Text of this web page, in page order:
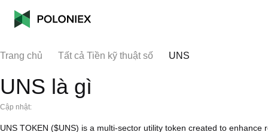
Trang chủ Tất cả Tiền kỹ thuật số UNS
UNS là gì
Cập nhật:
UNS TOKEN ($UNS) is a multi-sector utility token created to